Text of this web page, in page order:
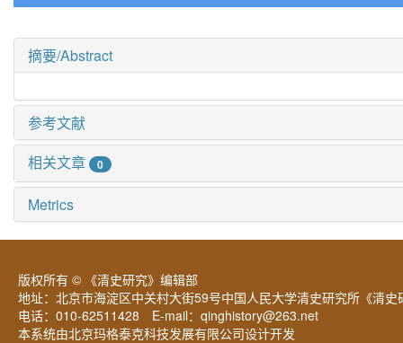
摘要/Abstract
参考文献
相关文章
0
Metrics
版权所有 © 《清史研究》编辑部
地址：北京市海淀区中关村大街59号中国人民大学清史研究所《
电话：010-62511428 E-mail： qinghistory@263.net
本系统由北京玛格泰克科技发展有限公司设计开发